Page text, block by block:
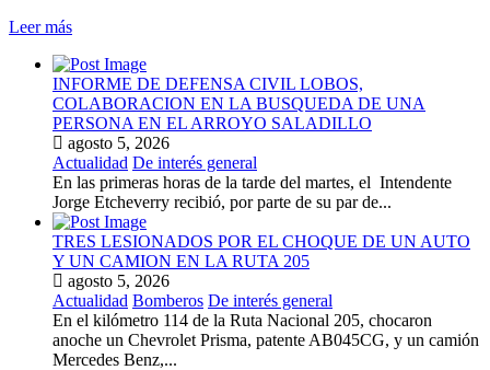
Leer más
INFORME DE DEFENSA CIVIL LOBOS,
COLABORACION EN LA BUSQUEDA DE UNA
PERSONA EN EL ARROYO SALADILLO
agosto 5, 2026
Actualidad De interés general
En las primeras horas de la tarde del martes, el Intendente
Jorge Etcheverry recibió, por parte de su par de...
TRES LESIONADOS POR EL CHOQUE DE UN AUTO
Y UN CAMION EN LA RUTA 205
agosto 5, 2026
Actualidad Bomberos De interés general
En el kilómetro 114 de la Ruta Nacional 205, chocaron
anoche un Chevrolet Prisma, patente AB045CG, y un camión
Mercedes Benz,...